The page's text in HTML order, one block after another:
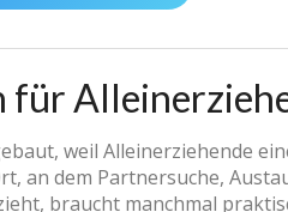
für
weil Alleinerziehende
an dem Partnersuche,
braucht manchmal